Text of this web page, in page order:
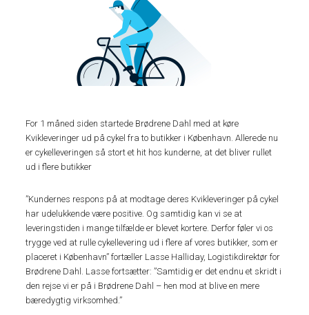
For 1 måned siden startede Brødrene Dahl med at køre
Kvikleveringer ud på cykel fra to butikker i København. Allerede nu
er cykelleveringen så stort et hit hos kunderne, at det bliver rullet
ud i flere butikker
”Kundernes respons på at modtage deres Kvikleveringer på cykel
har udelukkende være positive. Og samtidig kan vi se at
leveringstiden i mange tilfælde er blevet kortere. Derfor føler vi os
trygge ved at rulle cykellevering ud i flere af vores butikker, som er
placeret i København” fortæller Lasse Halliday, Logistikdirektør for
Brødrene Dahl. Lasse fortsætter: ”Samtidig er det endnu et skridt i
den rejse vi er på i Brødrene Dahl – hen mod at blive en mere
bæredygtig virksomhed.”